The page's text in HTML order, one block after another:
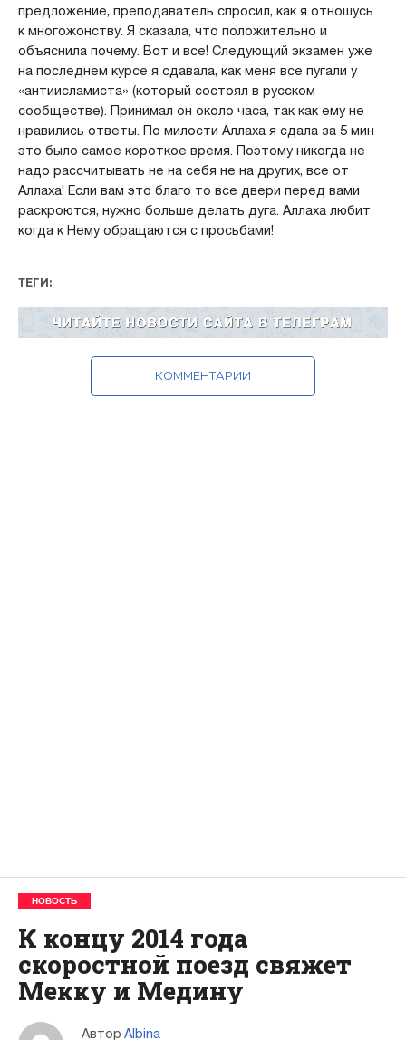
предложение, преподаватель спросил, как я отношусь
к многожонству. Я сказала, что положительно и
объяснила почему. Вот и все! Следующий экзамен уже
на последнем курсе я сдавала, как меня все пугали у
«антиисламиста» (который состоял в русском
сообществе). Принимал он около часа, так как ему не
нравились ответы. По милости Аллаха я сдала за 5 мин
это было самое короткое время. Поэтому никогда не
надо рассчитывать не на себя не на других, все от
Аллаха! Если вам это благо то все двери перед вами
раскроются, нужно больше делать дуга. Аллаха любит
когда к Нему обращаются с просьбами!
ТЕГИ:
КОММЕНТАРИИ
НОВОСТЬ
К концу 2014 года
скоростной поезд свяжет
Мекку и Медину
Автор Albina